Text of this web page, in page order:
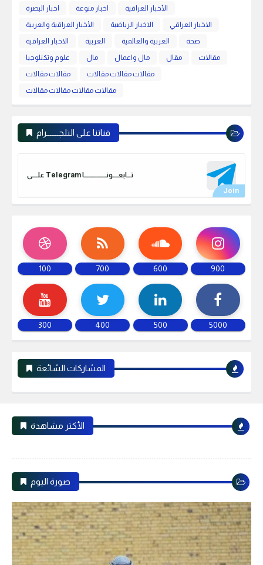
اخبار البصرة اخبار منوعة
الأخبار العراقية
الأخبار العراقية والعربية
الاخبار الرياضية
الاخبار العراقي
الاخبار العراقية
العربية العربية والعالمية
صحة
علوم وتكنلوجيا
مال مال واعمال مقال
مقالات
مقالات مقالات
مقالات مقالات مقالات
مقالات مقالات مقالات مقالات
قناتنا على التلجـــــــرام
علـــــى Telegram تـــابعـــــونـــــــــــــــــــا
100 700 600 900
300 400 500 5000
المشاركات الشائعة
الأكثر مشاهدة
صورة اليوم